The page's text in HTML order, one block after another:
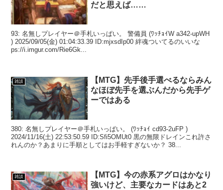
だと思えば……
93: 名無しプレイヤー＠手札いっぱい。 警備員 (ﾜｯﾁｮｲW a342-upWH
) 2025/09/05(金) 01:04:33.39 ID:mjxsdIp00 絆魂ついてるのいいな
ps://i.imgur.com/Rie6Gk...
雑談
【MTG】先手後手選べるならみん
なほぼ先手を選ぶんだから先手ゲ
ーではある
380: 名無しプレイヤー＠手札いっぱい。 (ﾜｯﾁｮｲ cd93-2uFP )
2024/11/16(土) 22:53:50.59 ID:Sfi5OMUt0 黒の無限ドレインこれ許さ
れんのか？あまりに手順としてはお手軽すぎないか？ 38...
雑談
【MTG】今の赤系アグロはかなり
強いけど、主要なカードはあと2